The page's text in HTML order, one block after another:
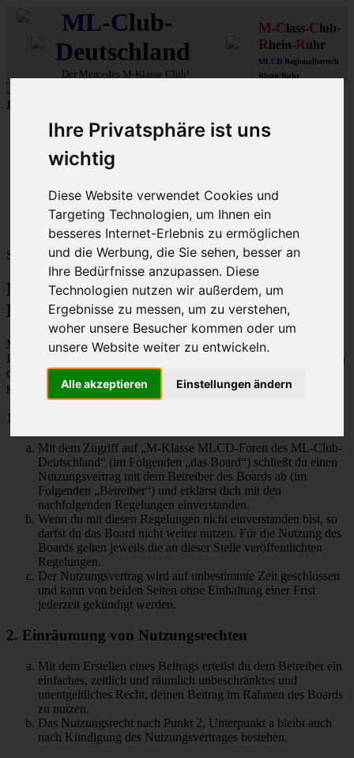
Ihre Privatsphäre ist uns
wichtig
Diese Website verwendet Cookies und
Targeting Technologien, um Ihnen ein
besseres Internet-Erlebnis zu ermöglichen
und die Werbung, die Sie sehen, besser an
Ihre Bedürfnisse anzupassen. Diese
Technologien nutzen wir außerdem, um
Ergebnisse zu messen, um zu verstehen,
woher unsere Besucher kommen oder um
unsere Website weiter zu entwickeln.
Alle akzeptieren Einstellungen ändern
ML-Club-
Deutschland
Der Mercedes M-Klasse Club!
M-Class-Club-
Rhein-Ruhr
MLCD Regionalbereich
Rhein/Ruhr
10 unserer W164
Schnellzugriff
Ungelesene
MLCD-Ausstellung
FAQ
MLCD-Seiten MLCD-Foren-Übersicht
Sprache:
M-Klasse MLCD-Foren des ML-Club-
Deutschland - Registrierung
Mit dem Zugriff auf „M-Klasse MLCD-Foren des ML-Club-
Deutschland“ („https://www.mlcd.de/MLCDForen“) wird zwischen
dir und dem Betreiber ein Vertrag mit folgenden Regelungen
geschlossen:
1. Nutzungsvertrag
Mit dem Zugriff auf „M-Klasse MLCD-Foren des ML-Club-
Deutschland“ (im Folgenden „das Board“) schließt du einen
Nutzungsvertrag mit dem Betreiber des Boards ab (im
Folgenden „Betreiber“) und erklärst dich mit den
nachfolgenden Regelungen einverstanden.
Wenn du mit diesen Regelungen nicht einverstanden bist, so
darfst du das Board nicht weiter nutzen. Für die Nutzung des
Boards gelten jeweils die an dieser Stelle veröffentlichten
Regelungen.
Der Nutzungsvertrag wird auf unbestimmte Zeit geschlossen
und kann von beiden Seiten ohne Einhaltung einer Frist
jederzeit gekündigt werden.
2. Einräumung von Nutzungsrechten
Mit dem Erstellen eines Beitrags erteilst du dem Betreiber ein
einfaches, zeitlich und räumlich unbeschränktes und
unentgeltliches Recht, deinen Beitrag im Rahmen des Boards
zu nutzen.
Das Nutzungsrecht nach Punkt 2, Unterpunkt a bleibt auch
nach Kündigung des Nutzungsvertrages bestehen.